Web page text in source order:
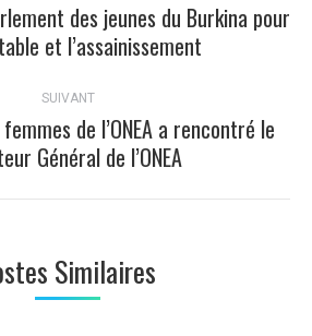
Article
précédent
des jeunes du Burkina pour
et l’assainissement
SUIVANT
Article
suivant
de l’ONEA a rencontré le
Général de l’ONEA
Similaires